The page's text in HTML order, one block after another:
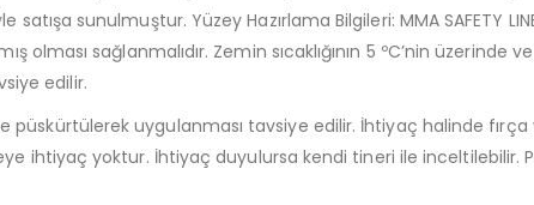
satışa sunulmuştur. Yüzey Hazırlama Bilgileri: MMA SAFETY
olması sağlanmalıdır. Zemin sıcaklığının 5 ºC’nin üzerinde
edilir.
uygulanması tavsiye edilir. İhtiyaç halinde
ihtiyaç yoktur. İhtiyaç duyulursa kendi tineri ile inceltilebilir.